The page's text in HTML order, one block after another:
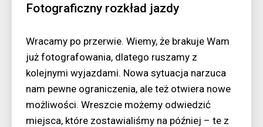
Fotograficzny rozkład jazdy
Wracamy po przerwie. Wiemy, że brakuje Wam
już fotografowania, dlatego ruszamy z
kolejnymi wyjazdami. Nowa sytuacja narzuca
nam pewne ograniczenia, ale też otwiera nowe
możliwości. Wreszcie możemy odwiedzić
miejsca, które zostawialiśmy na później – te z